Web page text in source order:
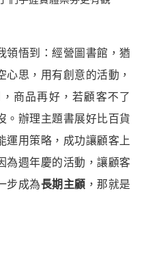
領悟到：經營圖書館，猶
心思，用有創意的活動，
商品再好，若顧客不了
。辦理主題書展好比百貨
運用策略，成功讓顧客上
為週年慶的活動，讓顧客
步成為長期主顧 ，那就是